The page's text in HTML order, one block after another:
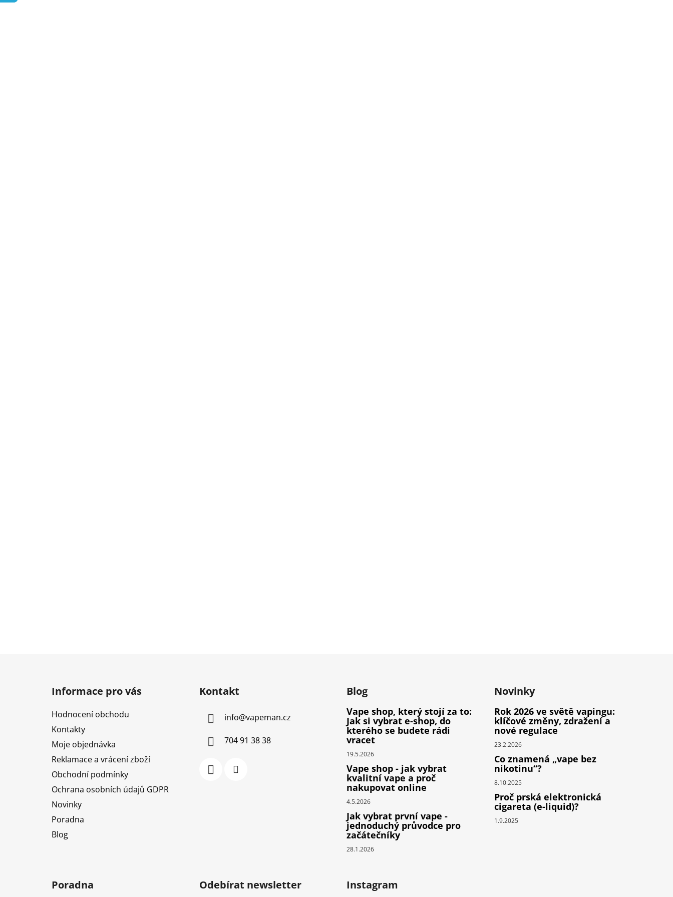
Informace pro vás
Hodnocení obchodu
Kontakty
Moje objednávka
Reklamace a vrácení zboží
Obchodní podmínky
Ochrana osobních údajů GDPR
Novinky
Poradna
Blog
Kontakt
info@vapeman.cz
704 91 38 38
Blog
Vape shop, který stojí za to:
Jak si vybrat e-shop, do
kterého se budete rádi
vracet
19.5.2026
Vape shop - jak vybrat
kvalitní vape a proč
nakupovat online
4.5.2026
Jak vybrat první vape -
jednoduchý průvodce pro
začátečníky
28.1.2026
Novinky
Rok 2026 ve světě vapingu:
klíčové změny, zdražení a
nové regulace
23.2.2026
Co znamená „vape bez
nikotinu“?
8.10.2025
Proč prská elektronická
cigareta (e-liquid)?
1.9.2025
Poradna Odebírat newsletter Instagram